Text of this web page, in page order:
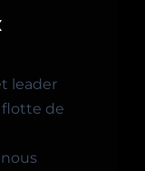
leader
flotte de